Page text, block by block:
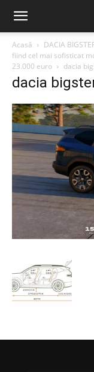
Acasă
DACIA
fiind cel mai sofisticat
23.000 euro
dacia
dacia